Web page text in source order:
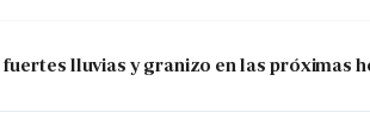
fuertes lluvias y granizo en las próximas